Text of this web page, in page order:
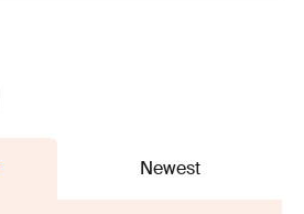
Newest